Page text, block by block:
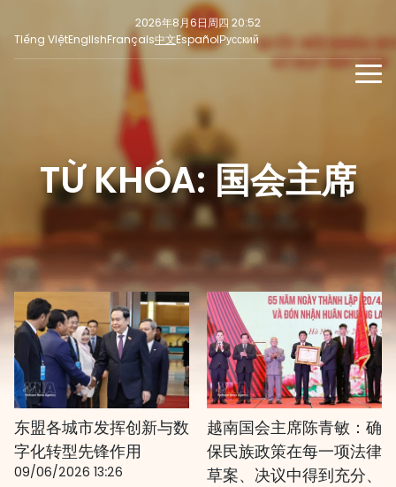
2026年8月6日周四 20:52
Tiếng ViệtEnglishFrançais中文EspañolРусский
最新
焦点
意见
社交新闻
新闻稿TỪ KHÓA: 国会主席
东盟各城市发挥创新与数
字化转型先锋作用
09/06/2026 13:26
越南国会主席陈青敏：确
保民族政策在每一项法律
草案、决议中得到充分、